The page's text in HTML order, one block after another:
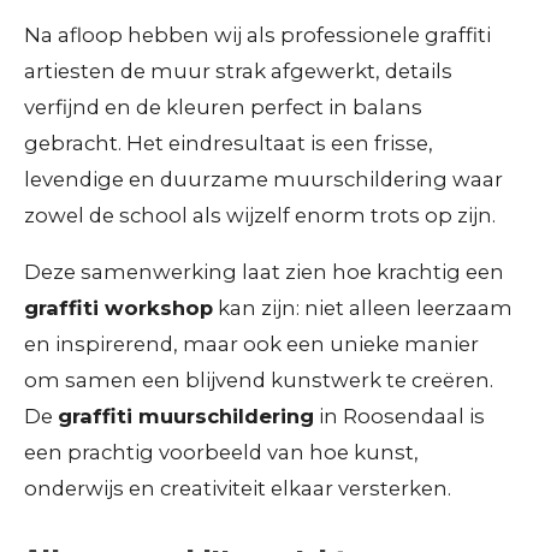
Na afloop hebben wij als professionele graffiti
artiesten de muur strak afgewerkt, details
verfijnd en de kleuren perfect in balans
gebracht. Het eindresultaat is een frisse,
levendige en duurzame muurschildering waar
zowel de school als wijzelf enorm trots op zijn.
Deze samenwerking laat zien hoe krachtig een
graffiti workshop kan zijn: niet alleen leerzaam
en inspirerend, maar ook een unieke manier
om samen een blijvend kunstwerk te creëren.
De graffiti muurschildering in Roosendaal is
een prachtig voorbeeld van hoe kunst,
onderwijs en creativiteit elkaar versterken.